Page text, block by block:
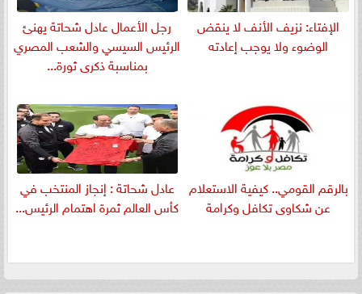
الإفتاء: نزيف الأنف لا ينقض
الوضوء ولا يوجب إعادته
رجل الأعمال عادل شحاتة يهنئ
الرئيس السيسي والشعب المصري
بمناسبة ذكرى ثورة...
بالرقم القومي.. كيفية الاستعلام
عن شكاوى تكافل وكرامة
عادل شحاتة : إنجاز المنتخب في
كأس العالم ثمرة اهتمام الرئيس...